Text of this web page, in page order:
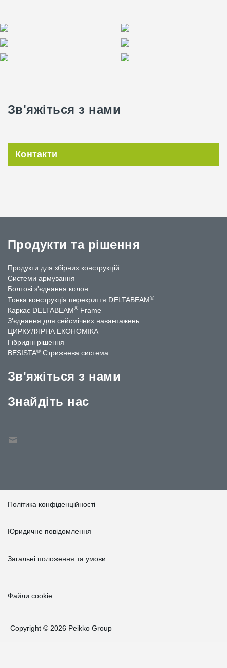
Зв'яжіться з нами
Контакти
Продукти та рішення
Продукти для збірних конструкцій
Системи армування
Болтові з'єднання колон
Тонка конструкція перекриття DELTABEAM®
Каркас DELTABEAM® Frame
З'єднання для сейсмічних навантажень
ЦИРКУЛЯРНА ЕКОНОМІКА
Гібридні рішення
BESISTA® Стрижнева система
Зв'яжіться з нами
Знайдіть нас
Політика конфіденційності
Юридичне повідомлення
Загальні положення та умови
Файли cookie
Copyright © 2026 Peikko Group